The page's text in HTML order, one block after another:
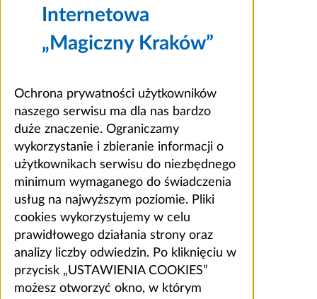
Internetowa
„Magiczny Kraków”
Ochrona prywatności użytkowników
naszego serwisu ma dla nas bardzo
duże znaczenie. Ograniczamy
wykorzystanie i zbieranie informacji o
użytkownikach serwisu do niezbędnego
minimum wymaganego do świadczenia
usług na najwyższym poziomie. Pliki
cookies wykorzystujemy w celu
prawidłowego działania strony oraz
analizy liczby odwiedzin. Po kliknięciu w
przycisk „USTAWIENIA COOKIES”
możesz otworzyć okno, w którym